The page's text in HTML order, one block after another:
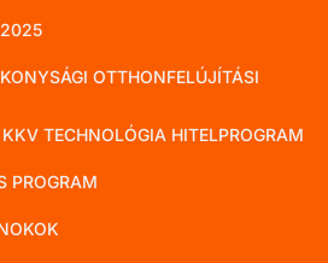
2025
OTTHONFELÚJÍTÁSI
TECHNOLÓGIA HITELPROGRAM
PROGRAM